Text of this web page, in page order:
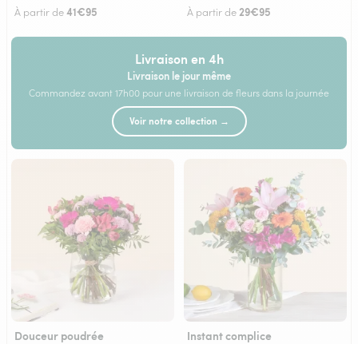
À partir de41€95 À partir de29€95
Livraison en 4h
Livraison le jour même
Commandez avant 17h00 pour une livraison de fleurs dans la journée
Voir notre collection →
Douceur poudrée Instant complice